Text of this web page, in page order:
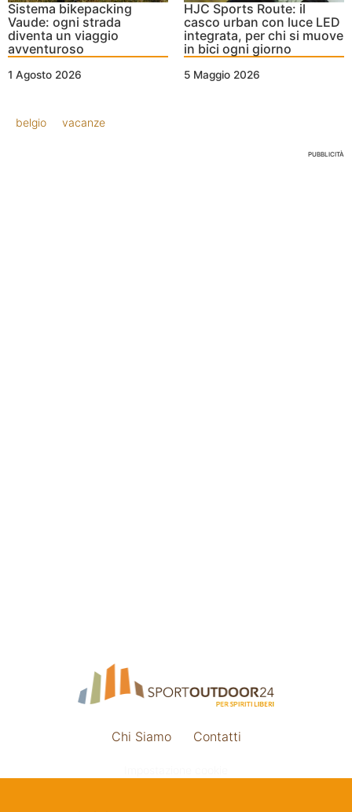
Sistema bikepacking
Vaude: ogni strada
diventa un viaggio
avventuroso
1 Agosto 2026
HJC Sports Route: il
casco urban con luce LED
integrata, per chi si muove
in bici ogni giorno
5 Maggio 2026
belgio vacanze
PUBBLICITÀ
Chi Siamo Contatti